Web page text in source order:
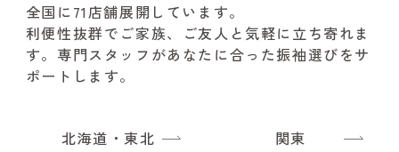
全国に71店舗展開しています。
利便性抜群でご家族、ご友人と気軽に立ち寄れま
す。 専門スタッフがあなたに合った振袖選びをサ
ポートします。
北海道・東北 関東